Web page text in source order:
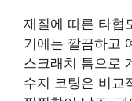
재질에 따른 타협
기에는 깔끔하고
스크래치 틈으로
수지 코팅은 비교